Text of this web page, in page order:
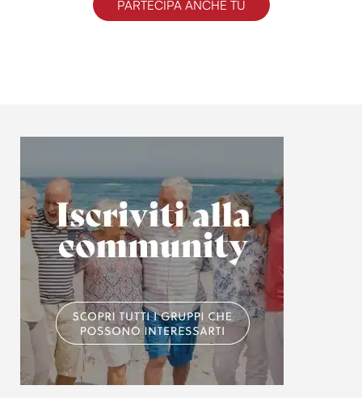
informazioni sul modo in cui utilizzi il nostro sito con i
PARTECIPA ANCHE TU